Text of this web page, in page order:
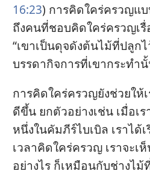
16:23) การคิดใคร่ครวญแ
ถึงคนที่ชอบคิดใคร่ครวญเ
“เขาเป็นดุจดังต้นไม้ที่ปลูก
บรรดากิจการที่เขากระทำ
การคิดใคร่ครวญยังช่วยให้
ดีขึ้น ยกตัวอย่างเช่น เมื่อเร
หนึ่งในคัมภีร์ไบเบิล เราได้
เวลาคิดใคร่ครวญ เราจะเ
อย่างไร ก็เหมือนกับช่างไม้